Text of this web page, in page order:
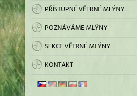
PŘÍSTUPNÉ VĚTRNÉ MLÝNY
POZNÁVÁME MLÝNY
SEKCE VĚTRNÉ MLÝNY
KONTAKT